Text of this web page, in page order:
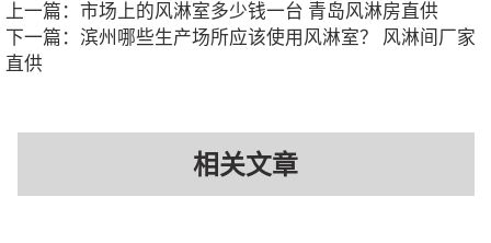
上一篇： 市场上的风淋室多少钱一台 青岛风淋房直供
下一篇： 滨州哪些生产场所应该使用风淋室？ 风淋间厂家
直供
相关文章